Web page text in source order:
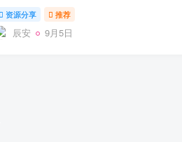
资源分享 推荐
辰安 9月5日